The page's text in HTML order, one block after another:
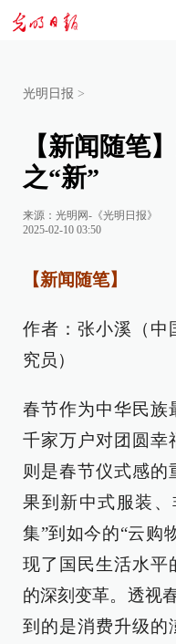
光明日报 >
【新闻随笔
之“新”
来源： 光明网-《光明日报》
2025-02-10 03:50
【新闻随笔】
作者：张小溪（中
究员）
春节作为中华民族
千家万户对团圆幸
则是春节仪式感的
果到新中式服装
集”到如今的“云购
现了国民生活水平
的深刻变革。透视
到的是消费升级的